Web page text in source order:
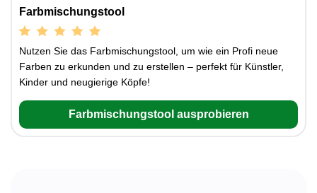
Farbmischungstool
Nutzen Sie das Farbmischungstool, um wie ein Profi neue
Farben zu erkunden und zu erstellen – perfekt für Künstler,
Kinder und neugierige Köpfe!
Farbmischungstool ausprobieren